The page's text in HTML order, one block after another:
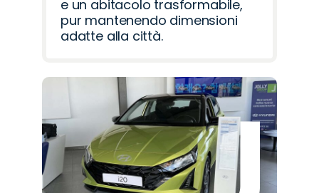
e un abitacolo trasformabile,
pur mantenendo dimensioni
adatte alla città.